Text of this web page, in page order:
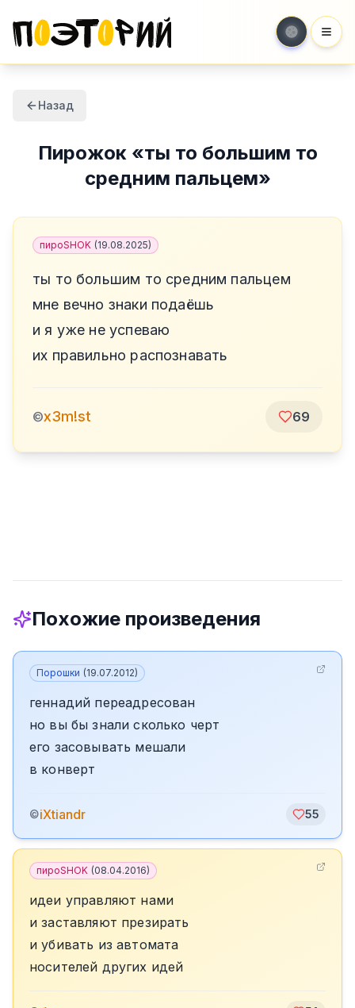
Назад
Пирожок«ты то большим то
средним пальцем»
пироSHOK (19.08.2025)
ты то большим то средним пальцем
мне вечно знаки подаёшь
и я уже не успеваю
их правильно распознавать
©x3m!st 69
Похожие произведения
Порошки (19.07.2012)
геннадий переадресован
но вы бы знали сколько черт
его засовывать мешали
в конверт
©iXtiandr 55
пироSHOK (08.04.2016)
идеи управляют нами
и заставляют презирать
и убивать из автомата
носителей других идей